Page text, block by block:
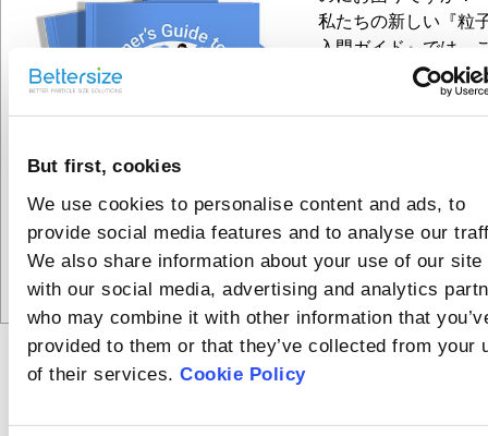
But first, cookies
We use cookies to personalise content and ads, to
provide social media features and to analyse our
We also share information about your use of our site
with our social media, advertising and analytics
who may combine it with other information that
provided to them or that they’ve collected from your
of their services.Cookie Policy
私たちの新しい『粒
入門ガイド』では、
の概念をできるだけ
やすく解説していま
お読みいただけます
articles